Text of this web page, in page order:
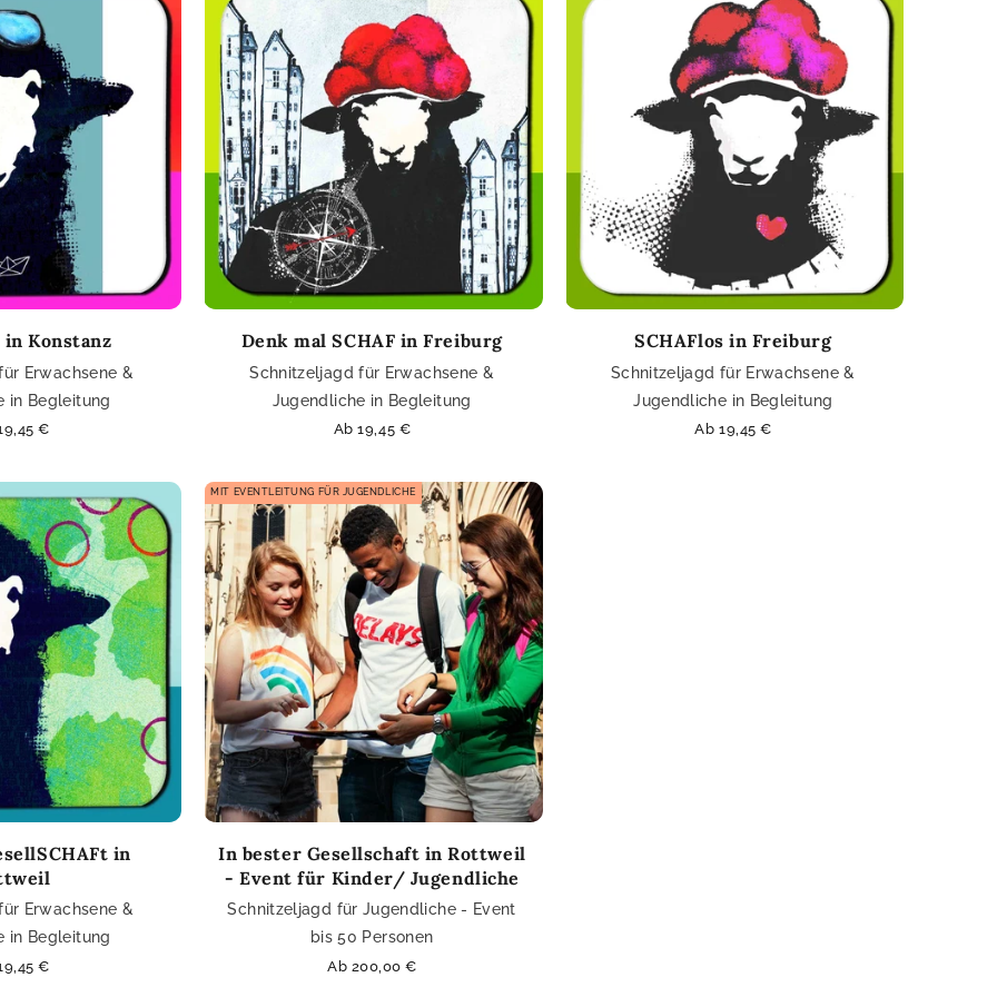
in Konstanz
Erwachsene &
in Begleitung
€
Denk mal SCHAF in Freiburg
Schnitzeljagd für Erwachsene &
Jugendliche in Begleitung
Normaler
Ab 19,45 €
SCHAFlos in Freiburg
Schnitzeljagd für Erwachsene &
Jugendliche in Begleitung
Normaler
Ab 19,45 €
in
Erwachsene &
in Begleitung
€
MIT EVENTLEITUNG FÜR JUGENDLICHE
In bester Gesellschaft in Rottweil
- Event für Kinder/ Jugendliche
Schnitzeljagd für Jugendliche - Event
bis 50 Personen
Normaler
Ab 200,00 €